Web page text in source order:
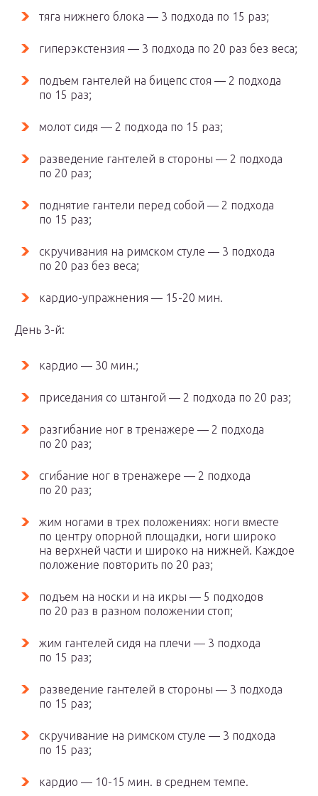
тяга нижнего блока — 3 подхода по 15 раз;
гиперэкстензия — 3 подхода по 20 раз без веса;
подъем гантелей на бицепс стоя — 2 подхода
по 15 раз;
молот сидя — 2 подхода по 15 раз;
разведение гантелей в стороны — 2 подхода
по 20 раз;
поднятие гантели перед собой — 2 подхода
по 15 раз;
скручивания на римском стуле — 3 подхода
по 20 раз без веса;
кардио-упражнения — 15-20 мин.
День 3-й:
кардио — 30 мин.;
приседания со штангой — 2 подхода по 20 раз;
разгибание ног в тренажере — 2 подхода
по 20 раз;
сгибание ног в тренажере — 2 подхода
по 20 раз;
жим ногами в трех положениях: ноги вместе
по центру опорной площадки, ноги широко
на верхней части и широко на нижней. Каждое
положение повторить по 20 раз;
подъем на носки и на икры — 5 подходов
по 20 раз в разном положении стоп;
жим гантелей сидя на плечи — 3 подхода
по 15 раз;
разведение гантелей в стороны — 3 подхода
по 15 раз;
скручивание на римском стуле — 3 подхода
по 15 раз;
кардио — 10-15 мин. в среднем темпе.